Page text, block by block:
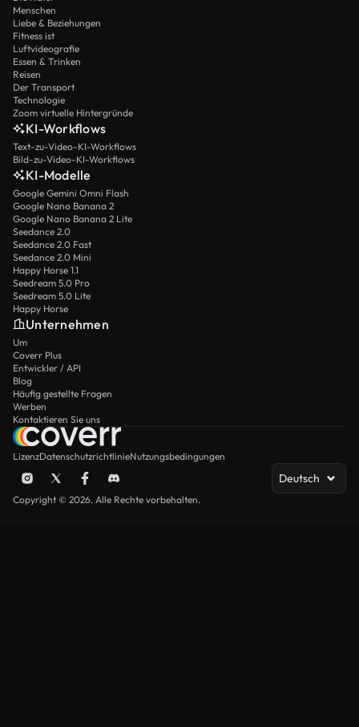
Menschen
Liebe & Beziehungen
Fitness ist
Luftvideografie
Essen & Trinken
Reisen
Der Transport
Technologie
Zoom virtuelle Hintergründe
KI-Workflows
Text-zu-Video-KI-Workflows
Bild-zu-Video-KI-Workflows
KI-Modelle
Google Gemini Omni Flash
Google Nano Banana 2
Google Nano Banana 2 Lite
Seedance 2.0
Seedance 2.0 Fast
Seedance 2.0 Mini
Happy Horse 1.1
Seedream 5.0 Pro
Seedream 5.0 Lite
Happy Horse
Unternehmen
Um
Coverr Plus
Entwickler / API
Blog
Häufig gestellte Fragen
Werben
Kontaktieren Sie uns
LizenzDatenschutzrichtlinieNutzungsbedingungen
Deutsch
Copyright © 2026. Alle Rechte vorbehalten.